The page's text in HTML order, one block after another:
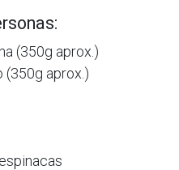
(350g aprox.)
(350g aprox.)